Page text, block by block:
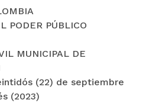
PODER PÚBLICO
MUNICIPAL DE
(22) de septiembre
(2023)